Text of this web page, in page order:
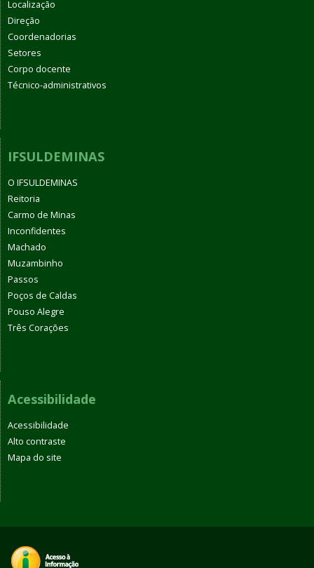
Localização
Direção
Coordenadorias
Setores
Corpo docente
Técnico-administrativos
IFSULDEMINAS
O IFSULDEMINAS
Reitoria
Carmo de Minas
Inconfidentes
Machado
Muzambinho
Passos
Poços de Caldas
Pouso Alegre
Três Corações
Acessibilidade
Acessibilidade
Alto contraste
Mapa do site